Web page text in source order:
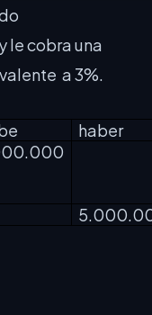
le cobra una
a 3%.
haber